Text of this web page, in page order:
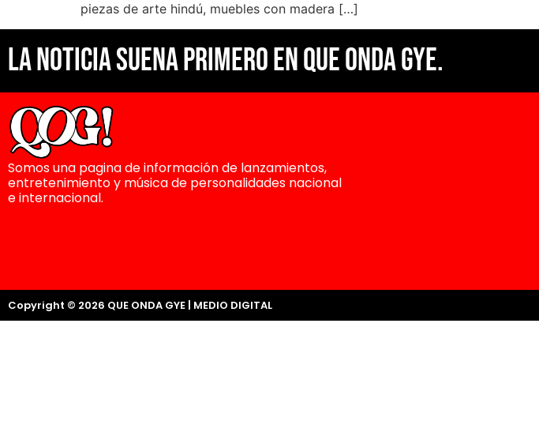
piezas de arte hindú, muebles con madera […]
La noticia suena primero en Que Onda Gye.
Somos una pagina de información de lanzamientos,
entretenimiento y música de personalidades nacional
e internacional.
Copyright © 2026 QUE ONDA GYE | MEDIO DIGITAL